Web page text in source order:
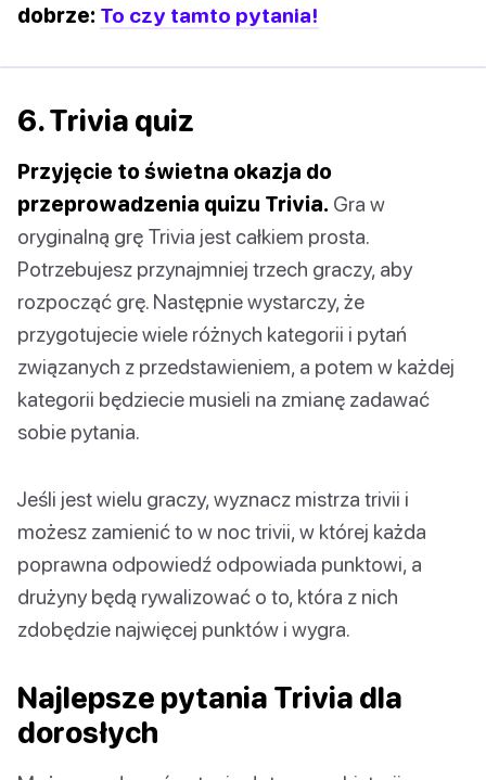
dobrze: To czy tamto pytania!
6. Trivia quiz
Przyjęcie to świetna okazja do
przeprowadzenia quizu Trivia. Gra w
oryginalną grę Trivia jest całkiem prosta.
Potrzebujesz przynajmniej trzech graczy, aby
rozpocząć grę. Następnie wystarczy, że
przygotujecie wiele różnych kategorii i pytań
związanych z przedstawieniem, a potem w każdej
kategorii będziecie musieli na zmianę zadawać
sobie pytania.
Jeśli jest wielu graczy, wyznacz mistrza trivii i
możesz zamienić to w noc trivii, w której każda
poprawna odpowiedź odpowiada punktowi, a
drużyny będą rywalizować o to, która z nich
zdobędzie najwięcej punktów i wygra.
Najlepsze pytania Trivia dla
dorosłych